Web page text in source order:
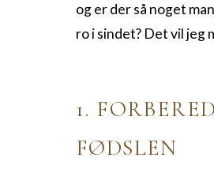
og er der så noget man
ro i sindet? Det vil jeg
1.
FØDSLEN